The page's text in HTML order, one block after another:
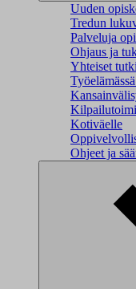
Uuden
Tredun
Palveluja
Ohjaus ja
Yhteiset
Kotiväelle
Ohjeet ja